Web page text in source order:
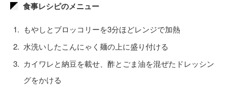
食事レシピのメニュー
もやしとブロッコリーを3分ほどレンジで加熱
水洗いしたこんにゃく麺の上に盛り付ける
カイワレと納豆を載せ、酢とごま油を混ぜたドレッシン
グをかける